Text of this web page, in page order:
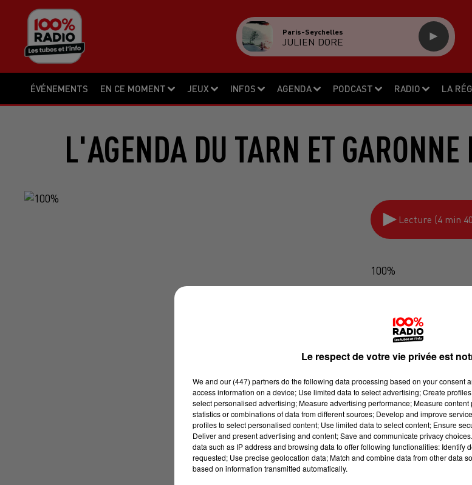
ÉVÉNEMENTS EN CE MOMENT JEUX INFOS AGENDA PODCAST RADIO LA
Paris-Seychelles
JULIEN DORE
L'AGENDA DU TARN ET
Lecture (4 min
100%
Le respect de votre vie privée est
We and our (447) partnersdo the following data processing based on your consent
access information on a device; Use limited data to select advertising; Create
select personalised advertising; Measure advertising performance; Measure
statistics or combinations of data from different sources; Develop and improve
profiles to select personalised content; Use limited data to select content; Ensure
Deliver and present advertising and content; Save and communicate privacy
data such as IP address and browsing data to offer following functionalities: Identify
requested; Use precise geolocation data; Match and combine data from other data
based on information transmitted automatically.